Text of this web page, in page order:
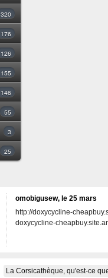
320
176
126
155
146
55
3
25
omobigusew, le 25 mars
http://doxycycline-
doxycycline-
La Corsicathèque, qu'est-ce